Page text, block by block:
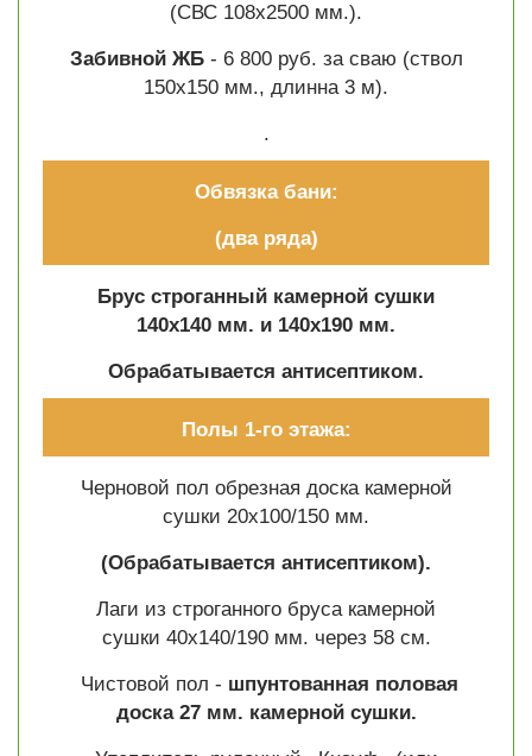
(СВС 108х2500 мм.).
Забивной ЖБ- 6 800 руб. за сваю (ствол
150х150 мм., длинна 3 м).
.
Обвязка бани:
(два ряда)
Брус строганный камерной сушки
140х140 мм. и 140х190 мм.
Обрабатывается антисептиком.
Полы 1-го этажа:
Черновой пол обрезная доска камерной
сушки 20х100/150 мм.
(Обрабатывается антисептиком).
Лаги из строганного бруса камерной
сушки 40х140/190 мм. через 58 см.
Чистовой пол - шпунтованная половая
доска 27 мм. камерной сушки.